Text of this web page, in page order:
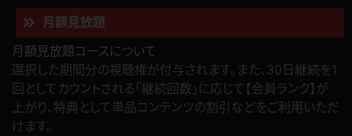
月額見放題
月額見放題コースについて
選択した期間分の視聴権が付与されます。また、30日継続を1
回としてカウントされる「継続回数」に応じて【会員ランク】が
上がり、特典として単品コンテンツの割引などをご利用いただ
けます。